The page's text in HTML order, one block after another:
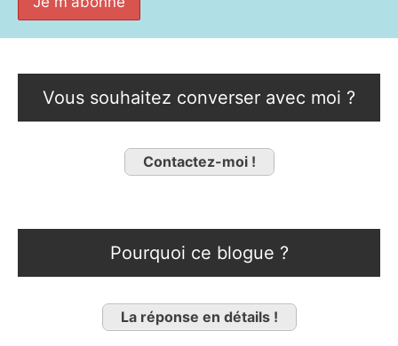
Vous souhaitez converser avec moi ?
Contactez-moi !
Pourquoi ce blogue ?
La réponse en détails !